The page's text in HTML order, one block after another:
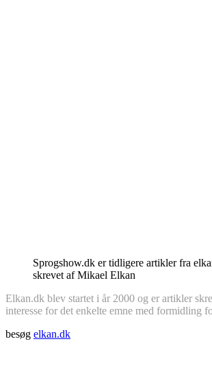
Sprogshow.dk er tidligere artikler fra
skrevet af Mikael Elkan
Elkan.dk blev startet i år 2000 og er artikler
interesse for det enkelte emne med formidling
besøg elkan.dk